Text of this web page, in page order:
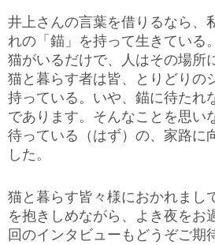
井上さんの言葉を借りるなら、
れの「錨」を持って生きている
猫がいるだけで、人はその場
猫と暮らす者は皆、とりどりの
持っている。いや、錨に待たれ
であります。そんなことを思い
待っている（はず）の、家路に
した。
猫と暮らす皆々様におかれまし
を抱きしめながら、よき夜をお
回のインタビューもどうぞご期